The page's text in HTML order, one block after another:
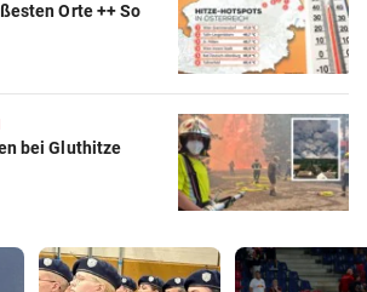
Orte ++ So
bei Gluthitze